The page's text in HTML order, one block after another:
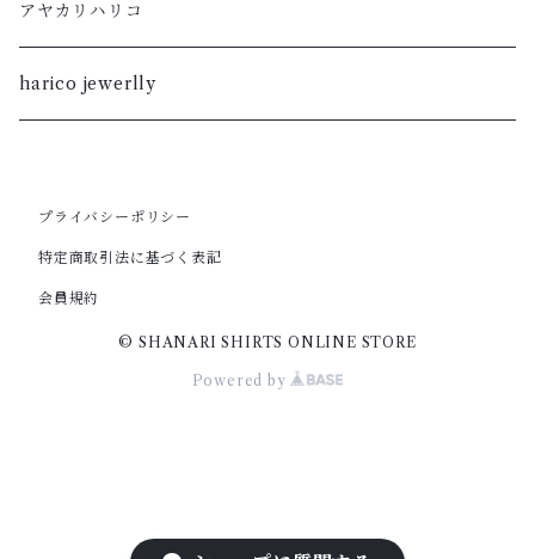
S
M
S
柿渋
XL
暮染
アヤカリハリコ
harico jewerlly
プライバシーポリシー
特定商取引法に基づく表記
会員規約
© SHANARI SHIRTS ONLINE STORE
Powered by